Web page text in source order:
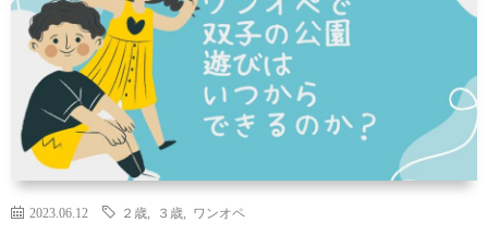
ツ
ズ
2023.06.12 ２歳 ３歳 ワンオペ